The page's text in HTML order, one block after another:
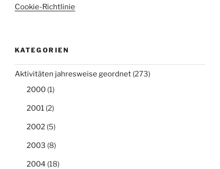
Cookie-Richtlinie
KATEGORIEN
Aktivitäten jahresweise geordnet (273)
2000 (1)
2001 (2)
2002 (5)
2003 (8)
2004 (18)